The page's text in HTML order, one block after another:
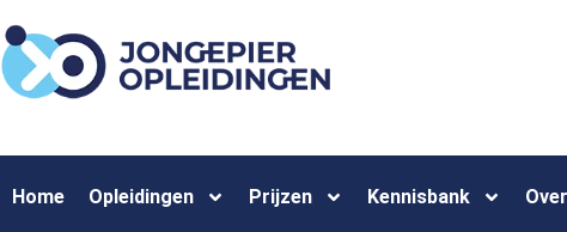
Home Opleidingen Prijzen Kennisbank